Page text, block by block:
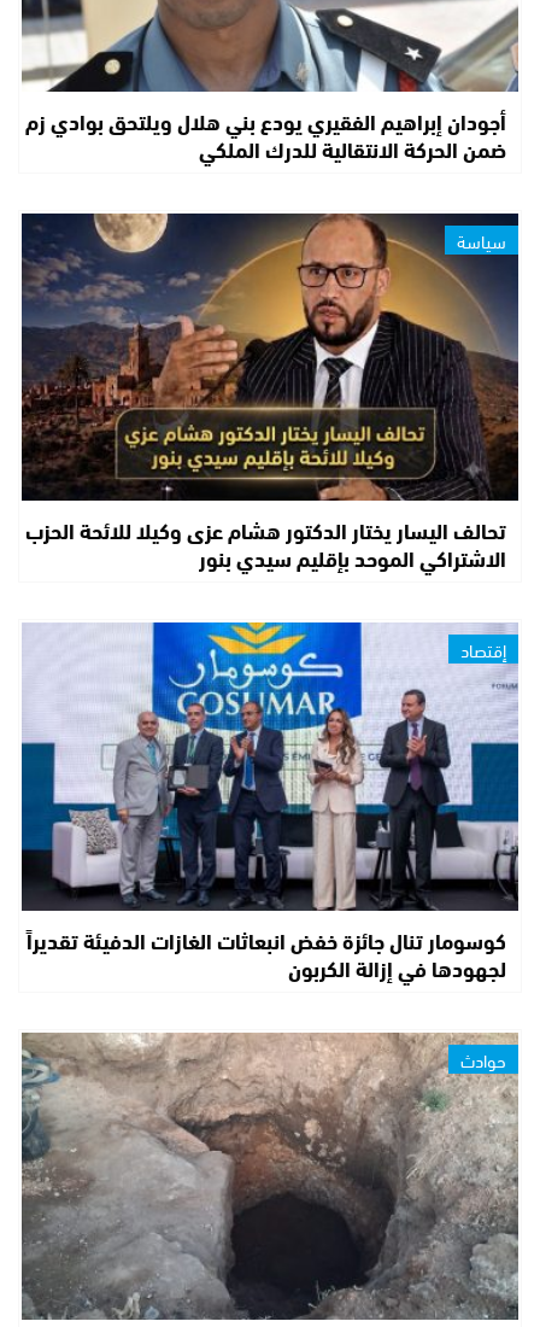
أجودان إبراهيم الفقيري يودع بني هلال ويلتحق بوادي زم
ضمن الحركة الانتقالية للدرك الملكي
سياسة
تحالف اليسار يختار الدكتور هشام عزى وكيلا للائحة الحزب
الاشتراكي الموحد بإقليم سيدي بنور
إقتصاد
كوسومار تنال جائزة خفض انبعاثات الغازات الدفيئة تقديراً
لجهودها في إزالة الكربون
حوادث